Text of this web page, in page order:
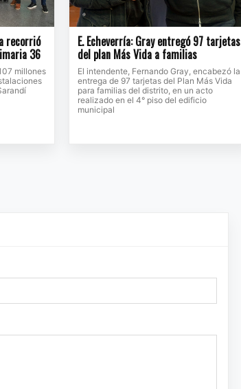
recorrió
36
millones
E. Echeverría: Gray entregó 97 tarjetas
del plan Más Vida a familias
El intendente, Fernando Gray, encabezó la
entrega de 97 tarjetas del Plan Más Vida
para familias del distrito, en un acto
realizado en el 4° piso del edificio
municipal